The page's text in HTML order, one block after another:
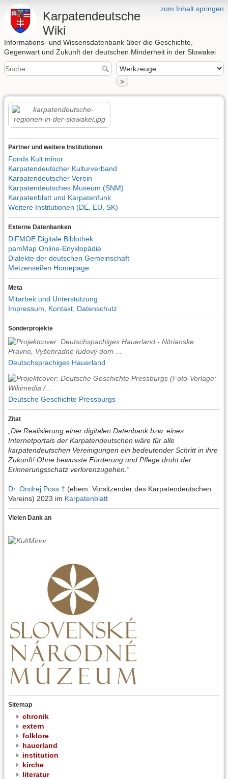
zum Inhalt springen
Karpatendeutsche
Wiki
Informations- und Wissensdatenbank über die Geschichte,
Gegenwart und Zukunft der deutschen Minderheit in der Slowakei
>
Partner und weitere Institutionen
Fonds Kult minor
Karpatendeutscher Kulturverband
Karpatendeutscher Verein
Karpatendeutsches Museum (SNM)
Karpatenblatt und Karpatenfunk
Weitere Institutionen (DE, EU, SK)
Externe Datenbanken
DiFMOE Digitale Biblothek
pamMap Online-Enyklopädie
Dialekte der deutschen Gemeinschaft
Metzenseifen Homepage
Meta
Mitarbeit und Unterstützung
Impressum, Kontakt, Datenschutz
Sonderprojekte
Deutschsprachiges Hauerland
Deutsche Geschichte Pressburgs
Zitat
„Die Realisierung einer digitalen Datenbank bzw. eines
Internetportals der Karpatendeutschen wäre für alle
karpatendeutschen Vereinigungen ein bedeutender Schritt in ihre
Zukunft! Ohne bewusste Förderung und Pflege droht der
Erinnerungsschatz verlorenzugehen.“
Dr. Ondrej Pöss † (ehem. Vorsitzender des Karpatendeutschen
Vereins) 2023 im Karpatenblatt
Vielen Dank an
Sitemap
chronik
extern
folklore
hauerland
institution
kirche
literatur